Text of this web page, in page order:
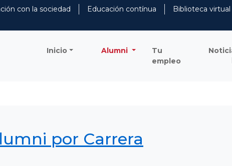
con la sociedad Educación contínua
Biblioteca virtual
Inicio Alumni
Tu
empleo
por Carrera